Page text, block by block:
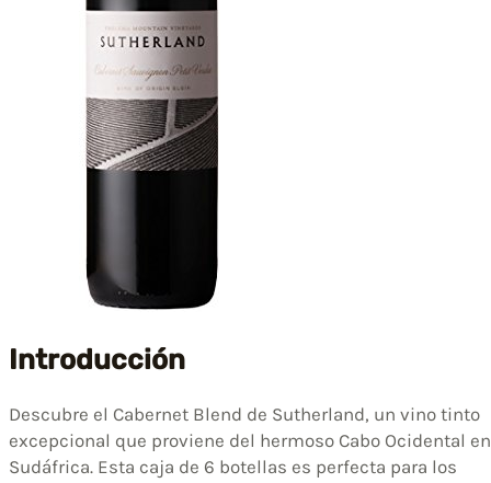
Introducción
Descubre el Cabernet Blend de Sutherland, un vino tinto
excepcional que proviene del hermoso Cabo Ocidental en
Sudáfrica. Esta caja de 6 botellas es perfecta para los